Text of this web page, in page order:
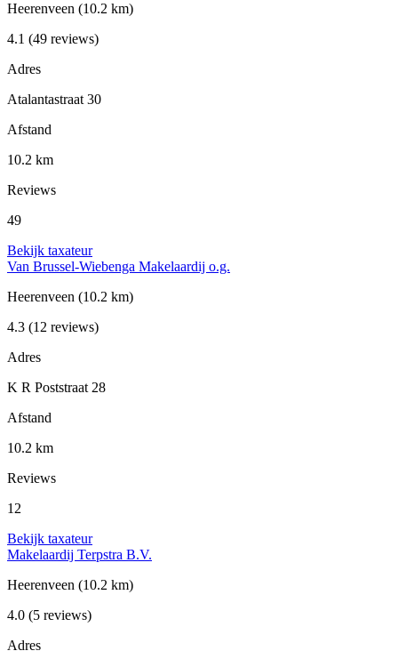
Heerenveen (10.2 km)
4.1 (49 reviews)
Adres
Atalantastraat 30
Afstand
10.2 km
Reviews
49
Bekijk taxateur
Van Brussel-Wiebenga Makelaardij o.g.
Heerenveen (10.2 km)
4.3 (12 reviews)
Adres
K R Poststraat 28
Afstand
10.2 km
Reviews
12
Bekijk taxateur
Makelaardij Terpstra B.V.
Heerenveen (10.2 km)
4.0 (5 reviews)
Adres